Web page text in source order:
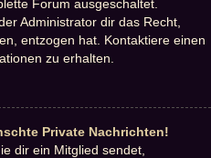
Forum ausgeschaltet.
Administrator dir das Recht,
entzogen hat. Kontaktiere einen
zu erhalten.
Private Nachrichten!
dir ein Mitglied sendet,